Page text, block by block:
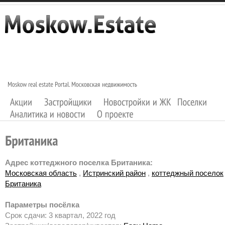
Адрес коттеджного поселка Британика:
Московская область , Истринский район , коттеджный поселок
Британика
Параметры посёлка
Срок сдачи: 3 квартал, 2022 год